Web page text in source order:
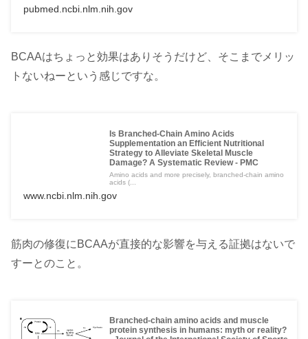
pubmed.ncbi.nlm.nih.gov
BCAAはちょっと効果はありそうだけど、そこまでメリッ
トないねーという感じですな。
Is Branched-Chain Amino Acids
Supplementation an Efficient Nutritional
Strategy to Alleviate Skeletal Muscle
Damage? A Systematic Review - PMC
Amino acids and more precisely, branched-chain amino
acids (...
www.ncbi.nlm.nih.gov
筋肉の修復にBCAAが直接的な影響を与える証拠はないで
すーとのこと。
Branched-chain amino acids and muscle
protein synthesis in humans: myth or reality?